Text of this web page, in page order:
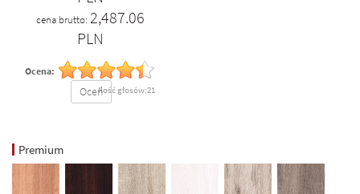
cena brutto: 2,487.06
PLN
Ocena:
Ilość głosów:21
Oceń
Premium